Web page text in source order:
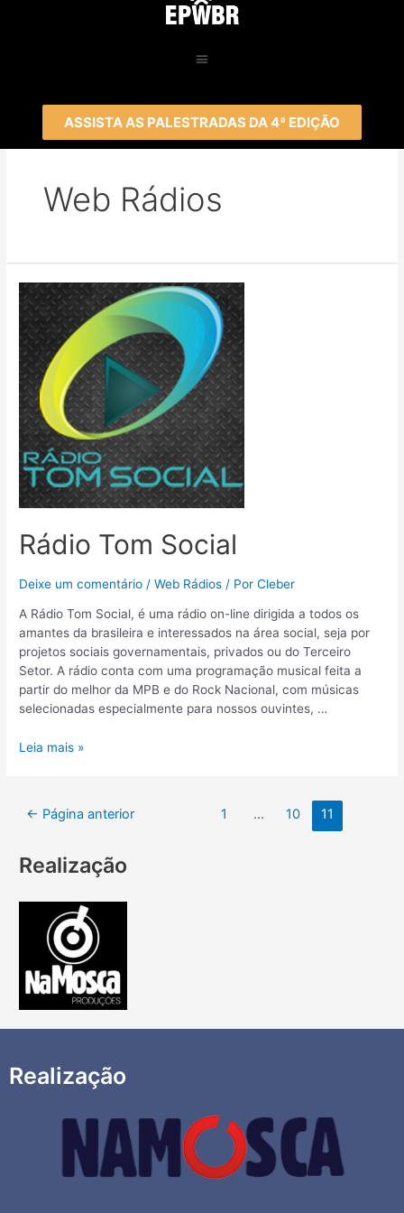
ASSISTA AS PALESTRADAS DA 4ª EDIÇÃO
Web Rádios
Rádio Tom Social
Deixe um comentário /Web Rádios / PorCleber
A Rádio Tom Social, é uma rádio on-line dirigida a todos os
amantes da brasileira e interessados na área social, seja por
projetos sociais governamentais, privados ou do Terceiro
Setor. A rádio conta com uma programação musical feita a
partir do melhor da MPB e do Rock Nacional, com músicas
selecionadas especialmente para nossos ouvintes, …
Leia mais »
← Página anterior 1 … 10 11
Realização
Realização